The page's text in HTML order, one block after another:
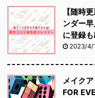
【随時
ンダー
に登録
2023/4/
メイク
FOR